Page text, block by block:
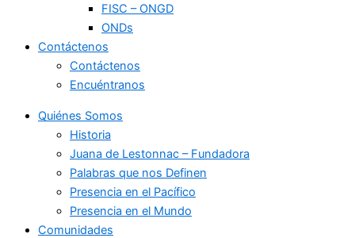
FISC – ONGD
ONDs
Contáctenos
Contáctenos
Encuéntranos
Quiénes Somos
Historia
Juana de Lestonnac – Fundadora
Palabras que nos Definen
Presencia en el Pacífico
Presencia en el Mundo
Comunidades